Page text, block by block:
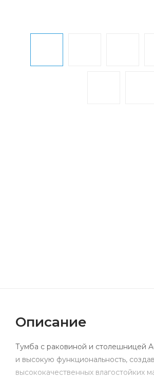
Описание
Тумба с раковиной и столешницей
и высокую функциональность,
высококачественных влагостойких